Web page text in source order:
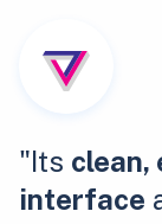
"Its clean,
interface